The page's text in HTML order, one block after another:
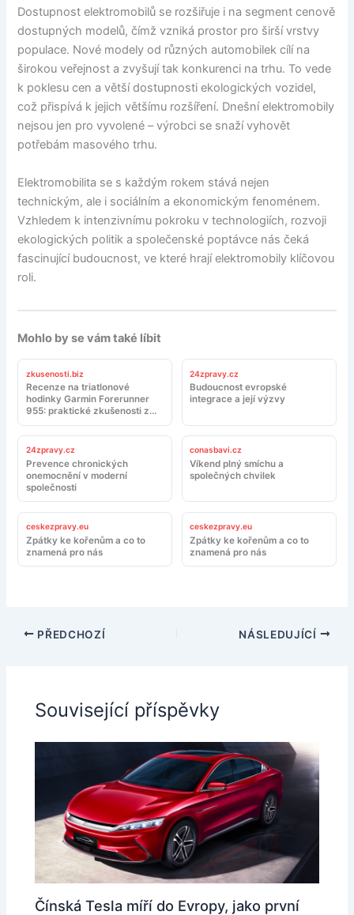
Dostupnost elektromobilů se rozšiřuje i na segment cenově
dostupných modelů, čímž vzniká prostor pro širší vrstvy
populace. Nové modely od různých automobilek cílí na
širokou veřejnost a zvyšují tak konkurenci na trhu. To vede
k poklesu cen a větší dostupnosti ekologických vozidel,
což přispívá k jejich většímu rozšíření. Dnešní elektromobily
nejsou jen pro vyvolené – výrobci se snaží vyhovět
potřebám masového trhu.
Elektromobilita se s každým rokem stává nejen
technickým, ale i sociálním a ekonomickým fenoménem.
Vzhledem k intenzivnímu pokroku v technologiích, rozvoji
ekologických politik a společenské poptávce nás čeká
fascinující budoucnost, ve které hrají elektromobily klíčovou
roli.
Mohlo by se vám také líbit
zkusenosti.biz
Recenze na triatlonové
hodinky Garmin Forerunner
955: praktické zkušenosti z
tréninku a závodů
24zpravy.cz
Budoucnost evropské
integrace a její výzvy
24zpravy.cz
Prevence chronických
onemocnění v moderní
společnosti
conasbavi.cz
Víkend plný smíchu a
společných chvilek
ceskezpravy.eu
Zpátky ke kořenům a co to
znamená pro nás
ceskezpravy.eu
Zpátky ke kořenům a co to
znamená pro nás
PŘEDCHOZÍ NÁSLEDUJÍCÍ
Související příspěvky
Čínská Tesla míří do Evropy, jako první